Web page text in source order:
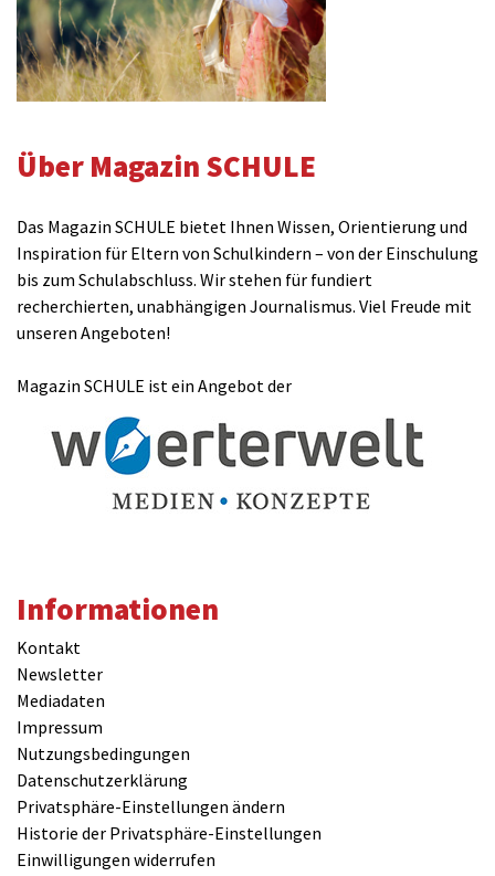
Über Magazin SCHULE
Das Magazin SCHULE bietet Ihnen Wissen, Orientierung und
Inspiration für Eltern von Schulkindern – von der Einschulung
bis zum Schulabschluss. Wir stehen für fundiert
recherchierten, unabhängigen Journalismus. Viel Freude mit
unseren Angeboten!
Magazin SCHULE ist ein Angebot der
Informationen
Kontakt
Newsletter
Mediadaten
Impressum
Nutzungsbedingungen
Datenschutzerklärung
Privatsphäre-Einstellungen ändern
Historie der Privatsphäre-Einstellungen
Einwilligungen widerrufen